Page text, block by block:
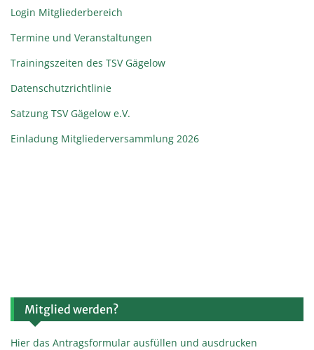
Login Mitgliederbereich
Termine und Veranstaltungen
Trainingszeiten des TSV Gägelow
Datenschutzrichtlinie
Satzung TSV Gägelow e.V.
Einladung Mitgliederversammlung 2026
Mitglied werden?
Hier das Antragsformular ausfüllen und ausdrucken